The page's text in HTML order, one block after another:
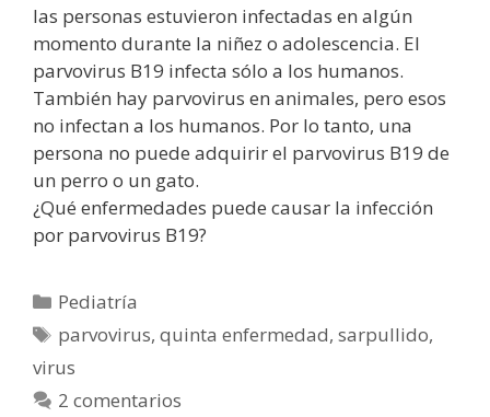
las personas estuvieron infectadas en algún
momento durante la niñez o adolescencia. El
parvovirus B19 infecta sólo a los humanos.
También hay parvovirus en animales, pero esos
no infectan a los humanos. Por lo tanto, una
persona no puede adquirir el parvovirus B19 de
un perro o un gato.
¿Qué enfermedades puede causar la infección
por parvovirus B19?
Categorías
Pediatría
Etiquetas
parvovirus,quinta enfermedad,sarpullido,
virus
2 comentarios